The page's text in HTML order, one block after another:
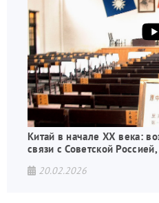
Китай в начале XX века:
связи с Советской
20.02.2026